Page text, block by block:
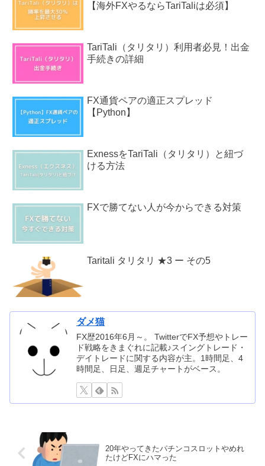
【海外FXやるならTariTaliは必須】
TariTali（タリタリ）利用者必見！出金
手続きの詳細
FX通貨ペアの適正スプレッド
【Python】
ExnessをTariTali（タリタリ）と紐づ
ける方法
FXで勝てない人が今からできる対策
Taritali タリタリ ★3 ー その5
ダメ猫
FX歴2016年6月～。 TwitterでFX予想やトレー
ド戦略をきまぐれに記載♪スイングトレード・
デイトレードに関する内容が主。1時間足、4
時間足、日足、週足チャートがベース。
20年やってきたパチンコスロットやめれ
たけどFXにハマった